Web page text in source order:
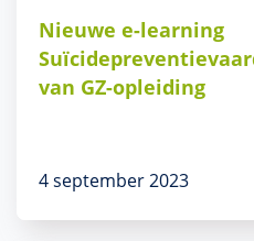
Nieuwe e-learning
van GZ-opleiding
4 september 2023